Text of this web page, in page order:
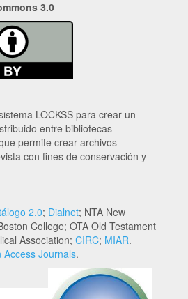
3.0
LOCKSS para crear un
entre bibliotecas
permite crear archivos
con fines de conservación y
2.0; Dialnet; NTA New
College; OTA Old Testament
Association; CIRC; MIAR.
Access Journals.